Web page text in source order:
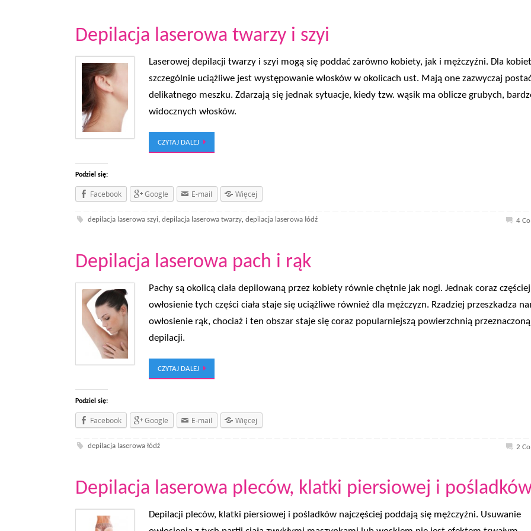
Depilacja laserowa twarzy i szyi
Laserowej depilacji twarzy i szyi mogą się poddać zarówno kobiety, jak i mężczyźni. Dla kobiet
szczególnie uciążliwe jest występowanie włosków w okolicach ust. Mają one zazwyczaj
delikatnego meszku. Zdarzają się jednak sytuacje, kiedy tzw. wąsik ma oblicze grubych,
widocznych włosków.
CZYTAJ DALEJ
Podziel się:
Facebook Google E-mail Więcej
depilacja laserowa szyi,depilacja laserowa twarzy,depilacja laserowa łódź 4
Depilacja laserowa pach i rąk
Pachy są okolicą ciała depilowaną przez kobiety równie chętnie jak nogi. Jednak coraz częściej
owłosienie tych części ciała staje się uciążliwe również dla mężczyzn. Rzadziej przeszkadza
owłosienie rąk, chociaż i ten obszar staje się coraz popularniejszą powierzchnią
depilacji.
CZYTAJ DALEJ
Podziel się:
Facebook Google E-mail Więcej
depilacja laserowa łódź 2
Depilacja laserowa pleców, klatki piersiowej i
Depilacji pleców, klatki piersiowej i pośladków najczęściej poddają się mężczyźni. Usuwanie